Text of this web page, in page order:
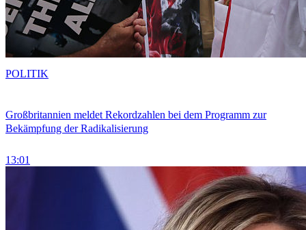
Großbritannien meldet Rekordzahlen bei dem Programm zur
Bekämpfung der Radikalisierung
13:01
POLITIK